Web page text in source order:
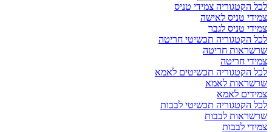
לכל הקטגוריה צמידי טניס
צמידי טניס לאישה
צמידי טניס לגבר
לכל הקטגוריה תכשיטי חריטה
שרשראות חריטה
צמידי חריטה
לכל הקטגוריה תכשיטים לאמא
שרשראות לאמא
צמידים לאמא
לכל הקטגוריה תכשיטי לבבות
שרשראות לבבות
צמידי לבבות